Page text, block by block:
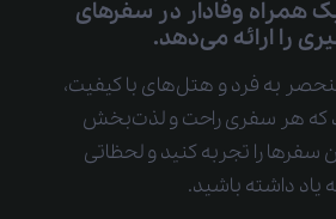
یک همراه وفادار در سفرهای
را ارائه می‌دهد.
به فرد و هتل‌های با کیفیت،
که هر سفری راحت و لذت‌بخش
سفرها را تجربه کنید و لحظاتی
یاد داشته باشید.